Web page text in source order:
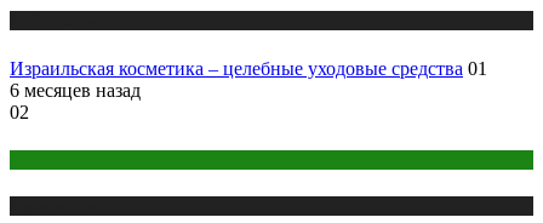
Израильская косметика – целебные уходовые средства 01
6 месяцев назад
02